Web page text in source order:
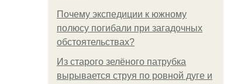
Почему экспедиции к южному
полюсу погибали при загадочных
обстоятельствах?
Из старого зелёного патрубка
вырывается струя по ровной дуге и